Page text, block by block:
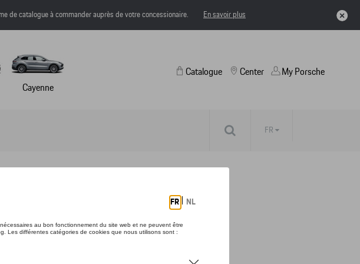
de catalogue à commander auprès de votre concessionaire. En savoir plus
Cayenne
Catalogue Center My Porsche
FR
XS